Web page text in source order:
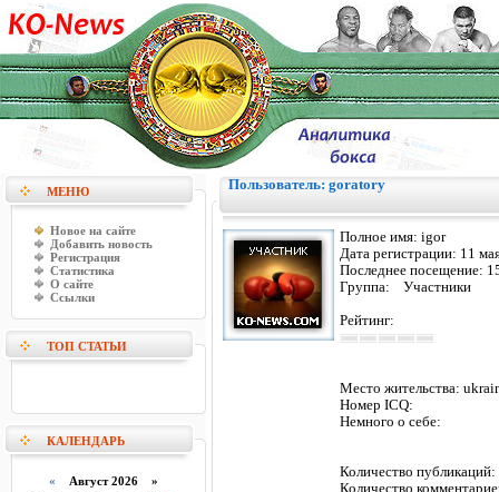
МЕНЮ
Новое на сайте
Добавить новость
Регистрация
Статистика
О сайте
Ссылки
ТОП СТАТЬИ
КАЛЕНДАРЬ
« Август 2026 »
Пользователь: goratory
Полное имя: igor
Дата регистрации: 11
Последнее посещение:
Группа: Участники
Рейтинг:
Место жительства:
Номер ICQ:
Немного о себе:
Количество
Количество